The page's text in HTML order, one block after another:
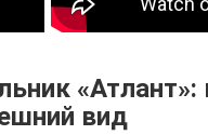
«Атлант»:
вид